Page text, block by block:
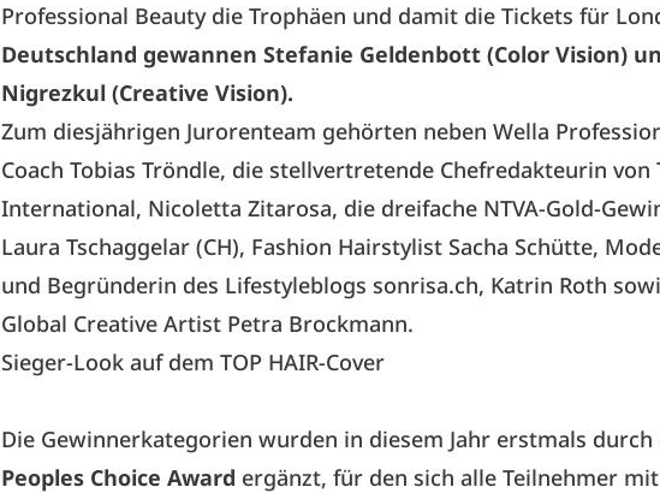
Professional Beauty die Trophäen und damit die Tickets für
Deutschland gewannen Stefanie Geldenbott (Color Vision)
Nigrezkul (Creative Vision).
Zum diesjährigen Jurorenteam gehörten neben Wella
Coach Tobias Tröndle, die stellvertretende Chefredakteurin von
International, Nicoletta Zitarosa, die dreifache NTVA-Gold-
Laura Tschaggelar (CH), Fashion Hairstylist Sacha Schütte,
und Begründerin des Lifestyleblogs sonrisa.ch, Katrin Roth
Global Creative Artist Petra Brockmann.
Sieger-Look auf dem TOP HAIR-Cover
Die Gewinnerkategorien wurden in diesem Jahr erstmals durch
Peoples Choice Award ergänzt, für den sich alle Teilnehmer